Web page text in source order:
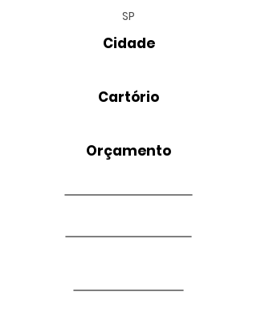
SP
Cidade
Cartório
Orçamento